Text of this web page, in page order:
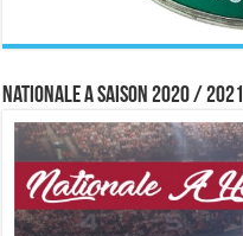
Nationale A saison 2020 / 2021